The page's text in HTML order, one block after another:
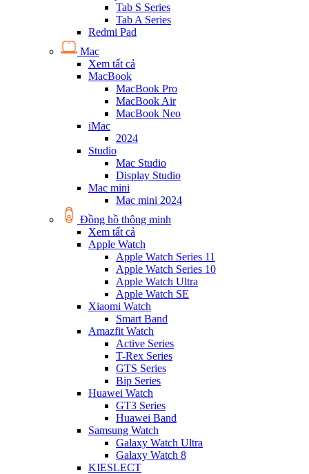
Tab S Series
Tab A Series
Redmi Pad
Mac
Xem tất cả
MacBook
MacBook Pro
MacBook Air
MacBook Neo
iMac
2024
Studio
Mac Studio
Display Studio
Mac mini
Mac mini 2024
Đồng hồ thông minh
Xem tất cả
Apple Watch
Apple Watch Series 11
Apple Watch Series 10
Apple Watch Ultra
Apple Watch SE
Xiaomi Watch
Smart Band
Amazfit Watch
Active Series
T-Rex Series
GTS Series
Bip Series
Huawei Watch
GT3 Series
Huawei Band
Samsung Watch
Galaxy Watch Ultra
Galaxy Watch 8
KIESLECT